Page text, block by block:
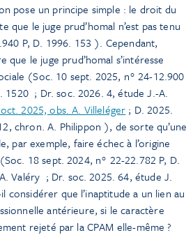
pose un principe simple : le droit du
le juge prud’homal n’est pas tenu
P, D. 1996. 153 ). Cependant,
que le juge prud’homal s’intéresse
(Soc. 10 sept. 2025, n° 24-12.900
1520 ; Dr. soc. 2026. 4, étude J.-A.
2025, obs. A. Villeléger ; D. 2025.
chron. A. Philippon ), de sorte qu’une
par exemple, faire échec à l’origine
18 sept. 2024, n° 22-22.782 P, D.
Valéry ; Dr. soc. 2025. 64, étude J.
que l’inaptitude a un lien au
antérieure, si le caractère
rejeté par la CPAM elle-même ?